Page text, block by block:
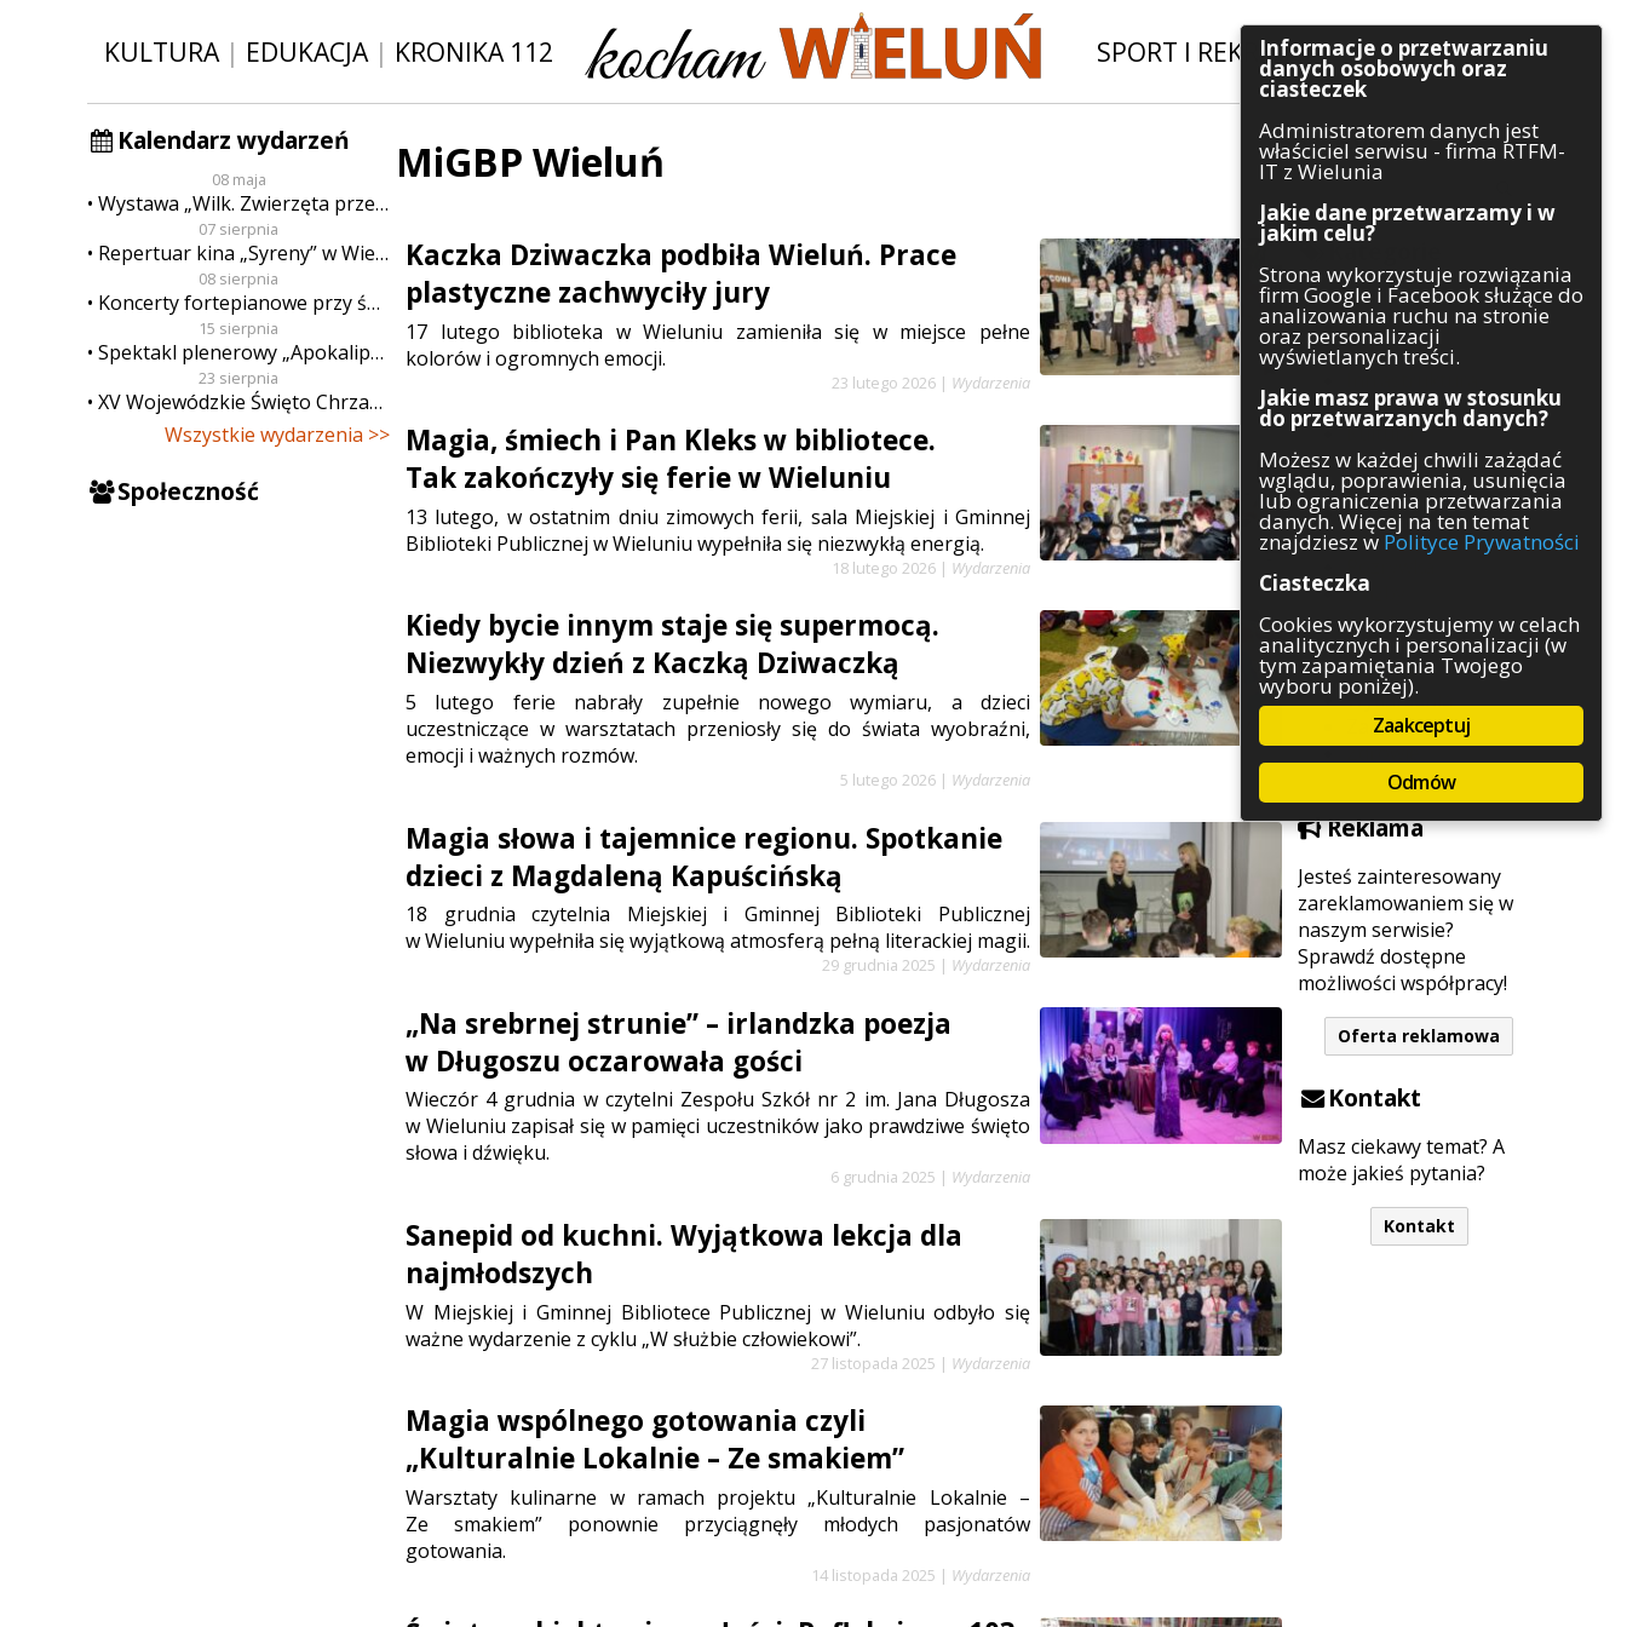
KULTURA| EDUKACJA| KRONIKA 112 SPORT I REKREACJA|INWESTYCJE
Kalendarz wydarzeń
08 maja
Wystawa „Wilk. Zwierzęta przeklęte”
07 sierpnia
Repertuar kina „Syreny” w Wieluniu w dn. od 7 do 13 sierpnia
08 sierpnia
Koncerty fortepianowe przy świecach
15 sierpnia
Spektakl plenerowy „Apokalipsa”
23 sierpnia
XV Wojewódzkie Święto Chrzanu
Wszystkie wydarzenia >>
Społeczność
Szukaj
Kategorie
Architektura
Gospodarka
Handel
Komunikaty
Kultura
Polityka
Pozostałe
Psychologia
Rolnictwo
Służby
Sport
Środowisko
Szkolnictwo
Wydarzenia
Zapowiedzi
Zdrowie
Reklama
Jesteś zainteresowany
zareklamowaniem się w
naszym serwisie?
Sprawdź dostępne
możliwości współpracy!
Oferta reklamowa
Kontakt
Masz ciekawy temat? A
może jakieś pytania?
Kontakt
MiGBP Wieluń
Kaczka Dziwaczka podbiła Wieluń. Prace
plastyczne zachwyciły jury
17 lutego biblioteka w Wieluniu zamieniła się w miejsce pełne
kolorów i ogromnych emocji.
23 lutego 2026 | Wydarzenia
Magia, śmiech i Pan Kleks w bibliotece.
Tak zakończyły się ferie w Wieluniu
13 lutego, w ostatnim dniu zimowych ferii, sala Miejskiej i Gminnej
Biblioteki Publicznej w Wieluniu wypełniła się niezwykłą energią.
18 lutego 2026 | Wydarzenia
Kiedy bycie innym staje się supermocą.
Niezwykły dzień z Kaczką Dziwaczką
5 lutego ferie nabrały zupełnie nowego wymiaru, a dzieci
uczestniczące w warsztatach przeniosły się do świata wyobraźni,
emocji i ważnych rozmów.
5 lutego 2026 | Wydarzenia
Magia słowa i tajemnice regionu. Spotkanie
dzieci z Magdaleną Kapuścińską
18 grudnia czytelnia Miejskiej i Gminnej Biblioteki Publicznej
w Wieluniu wypełniła się wyjątkową atmosferą pełną literackiej magii.
29 grudnia 2025 | Wydarzenia
„Na srebrnej strunie” – irlandzka poezja
w Długoszu oczarowała gości
Wieczór 4 grudnia w czytelni Zespołu Szkół nr 2 im. Jana Długosza
w Wieluniu zapisał się w pamięci uczestników jako prawdziwe święto
słowa i dźwięku.
6 grudnia 2025 | Wydarzenia
Sanepid od kuchni. Wyjątkowa lekcja dla
najmłodszych
W Miejskiej i Gminnej Bibliotece Publicznej w Wieluniu odbyło się
ważne wydarzenie z cyklu „W służbie człowiekowi”.
27 listopada 2025 | Wydarzenia
Magia wspólnego gotowania czyli
„Kulturalnie Lokalnie – Ze smakiem”
Warsztaty kulinarne w ramach projektu „Kulturalnie Lokalnie –
Ze smakiem” ponownie przyciągnęły młodych pasjonatów
gotowania.
14 listopada 2025 | Wydarzenia
Informacje o przetwarzaniu
danych osobowych oraz
ciasteczek
Administratorem danych jest
właściciel serwisu - firma RTFM-
IT z Wielunia
Jakie dane przetwarzamy i w
jakim celu?
Strona wykorzystuje rozwiązania
firm Google i Facebook służące do
analizowania ruchu na stronie
oraz personalizacji
wyświetlanych treści.
Jakie masz prawa w stosunku
do przetwarzanych danych?
Możesz w każdej chwili zażądać
wglądu, poprawienia, usunięcia
lub ograniczenia przetwarzania
danych. Więcej na ten temat
znajdziesz w Polityce Prywatności
Ciasteczka
Cookies wykorzystujemy w celach
analitycznych i personalizacji (w
tym zapamiętania Twojego
wyboru poniżej).
Zaakceptuj
Odmów